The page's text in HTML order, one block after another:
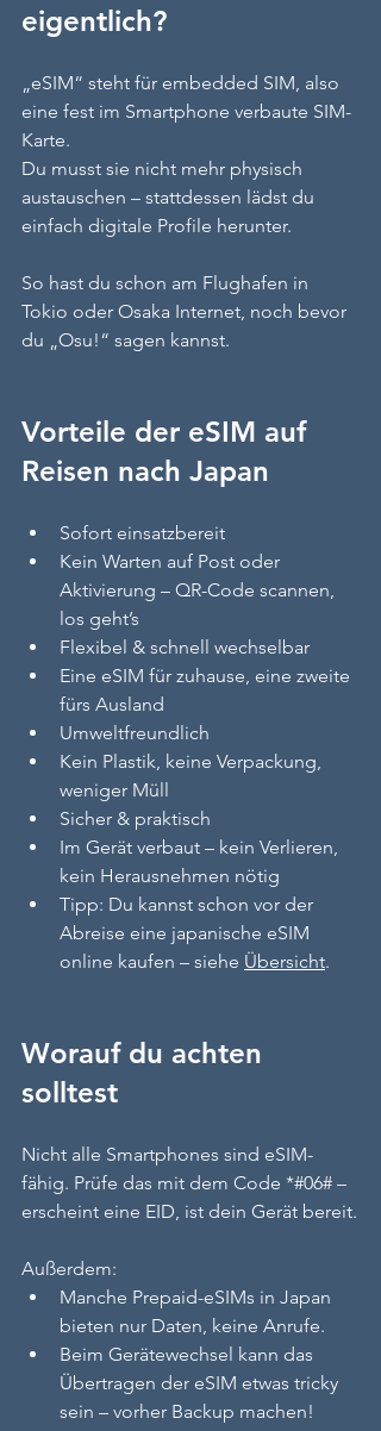
eigentlich?
„eSIM“ steht für embedded SIM, also
eine fest im Smartphone verbaute SIM-
Karte.
Du musst sie nicht mehr physisch
austauschen – stattdessen lädst du
einfach digitale Profile herunter.
So hast du schon am Flughafen in
Tokio oder Osaka Internet, noch bevor
du „Osu!“ sagen kannst.
Vorteile der eSIM auf
Reisen nach Japan
Sofort einsatzbereit
Kein Warten auf Post oder
Aktivierung – QR-Code scannen,
los geht’s
Flexibel & schnell wechselbar
Eine eSIM für zuhause, eine zweite
fürs Ausland
Umweltfreundlich
Kein Plastik, keine Verpackung,
weniger Müll
Sicher & praktisch
Im Gerät verbaut – kein Verlieren,
kein Herausnehmen nötig
Tipp: Du kannst schon vor der
Abreise eine japanische eSIM
online kaufen – siehe Übersicht.
Worauf du achten
solltest
Nicht alle Smartphones sind eSIM-
fähig. Prüfe das mit dem Code *#06# –
erscheint eine EID, ist dein Gerät bereit.
Außerdem:
Manche Prepaid-eSIMs in Japan
bieten nur Daten, keine Anrufe.
Beim Gerätewechsel kann das
Übertragen der eSIM etwas tricky
sein – vorher Backup machen!